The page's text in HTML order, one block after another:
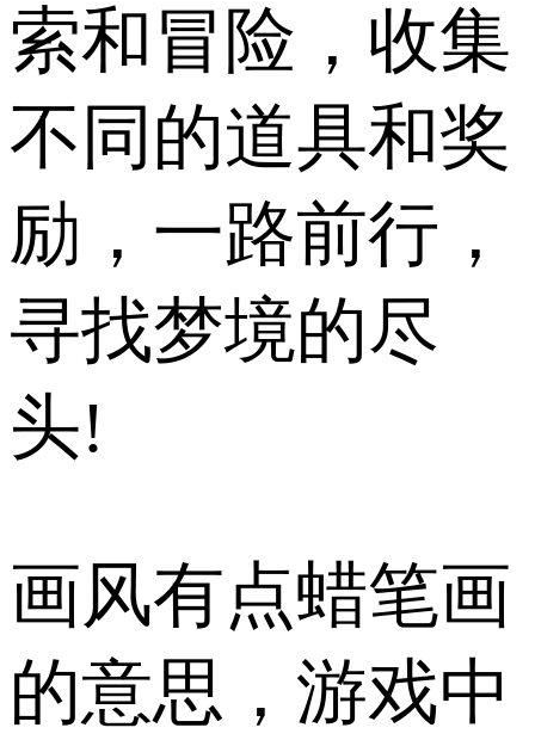
索和冒险，收集
不同的道具和奖
励，一路前行，
寻找梦境的尽
头!
画风有点蜡笔画
的意思，游戏中